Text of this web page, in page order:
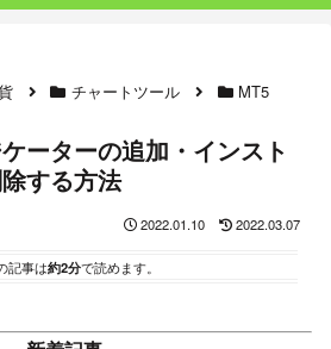
チャートツール MT5
ーターの追加・インスト
する方法
2022.01.10 2022.03.07
記事は約2分で読めます。